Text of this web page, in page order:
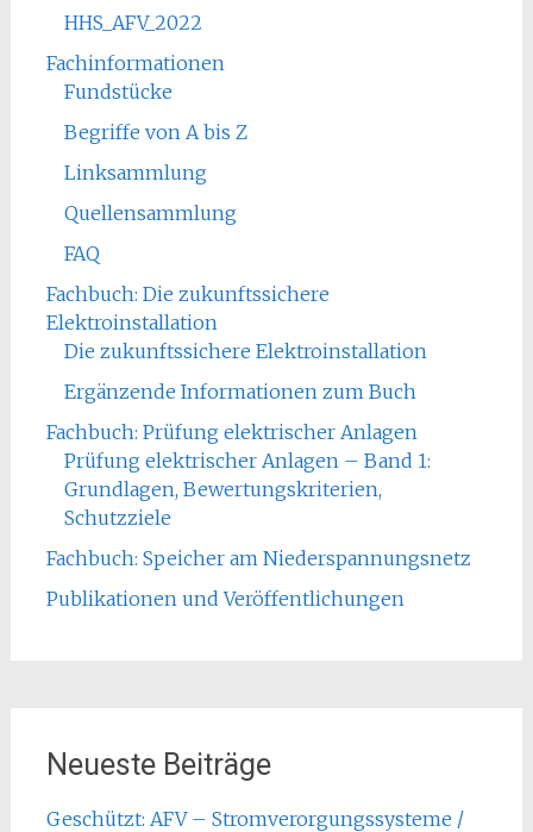
HHS_AFV_2022
Fachinformationen
Fundstücke
Begriffe von A bis Z
Linksammlung
Quellensammlung
FAQ
Fachbuch: Die zukunftssichere
Elektroinstallation
Die zukunftssichere Elektroinstallation
Ergänzende Informationen zum Buch
Fachbuch: Prüfung elektrischer Anlagen
Prüfung elektrischer Anlagen – Band 1:
Grundlagen, Bewertungskriterien,
Schutzziele
Fachbuch: Speicher am Niederspannungsnetz
Publikationen und Veröffentlichungen
Neueste Beiträge
Geschützt: AFV – Stromverorgungssysteme /